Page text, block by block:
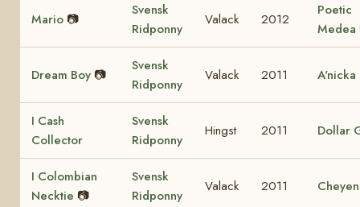
Mario 📷
Svensk
Ridponny
Valack 2012
Poetic
Medea
Dream Boy 📷
Svensk
Ridponny
Valack 2011 A'nicka
I Cash
Collector
Svensk
Ridponny
Hingst 2011 Dollar
I Colombian
Necktie 📷
Svensk
Ridponny
Valack 2011